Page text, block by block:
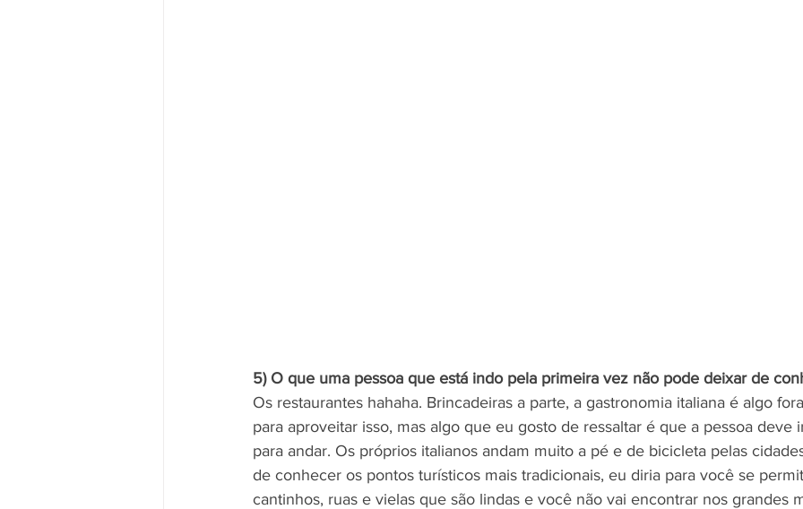
5) O que uma pessoa que está indo pela primeira vez não pode deixar de
Os restaurantes hahaha. Brincadeiras a parte, a gastronomia italiana é algo
para aproveitar isso, mas algo que eu gosto de ressaltar é que a pessoa deve
para andar. Os próprios italianos andam muito a pé e de bicicleta pelas
de conhecer os pontos turísticos mais tradicionais, eu diria para você se
cantinhos, ruas e vielas que são lindas e você não vai encontrar nos grandes